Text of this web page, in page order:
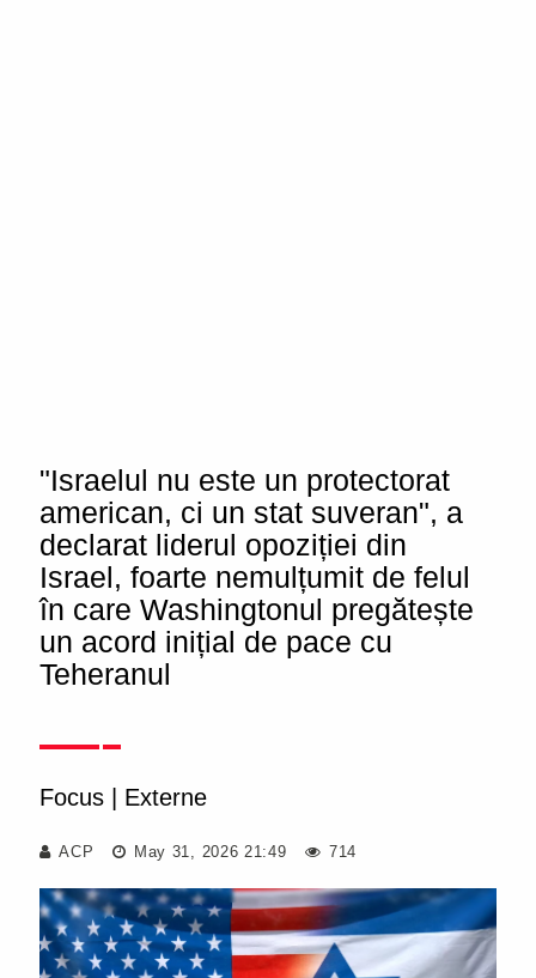
"Israelul nu este un protectorat
american, ci un stat suveran", a
declarat liderul opoziției din
Israel, foarte nemulțumit de felul
în care Washingtonul pregătește
un acord inițial de pace cu
Teheranul
Focus Externe
ACP May 31, 2026 21:49 714